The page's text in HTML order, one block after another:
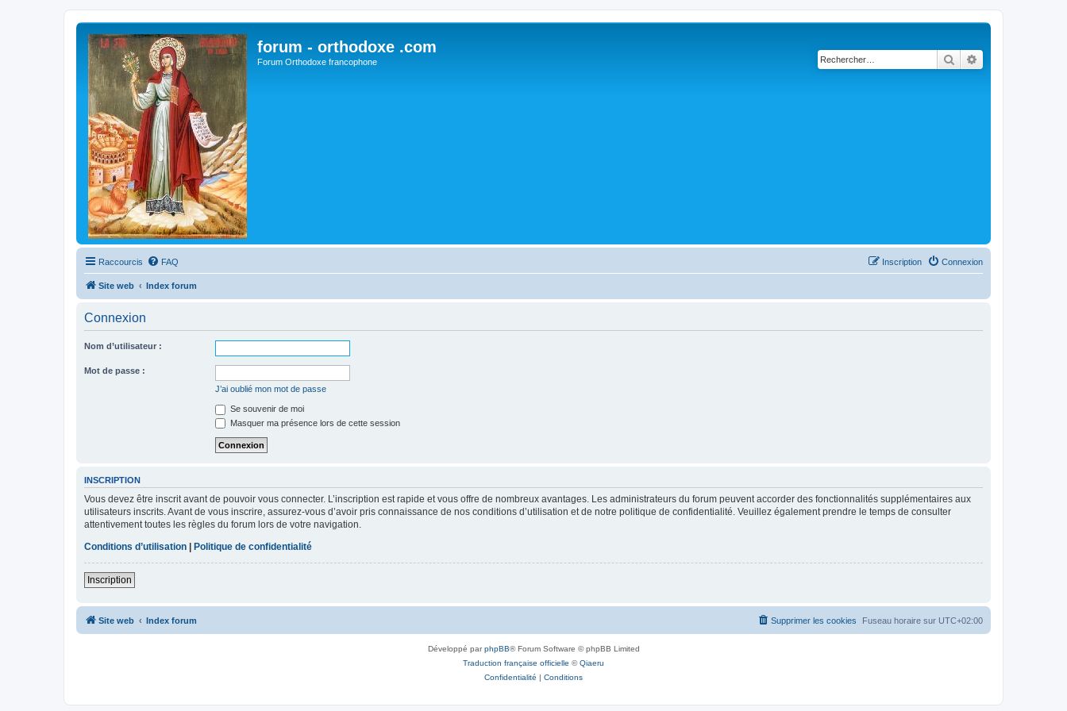
forum - orthodoxe .com
Forum Orthodoxe francophone Rechercher
Raccourcis FAQ Connexion
Inscription
Site web Index forum
Connexion
Nom d’utilisateur :
Mot de passe :
J’ai oublié mon mot de passe
Se souvenir de moi
Masquer ma présence lors de cette session
INSCRIPTION
Vous devez être inscrit avant de pouvoir vous connecter. L’inscription est rapide et vous offre de nombreux avantages. Les administrateurs du forum peuvent accorder des fonctionnalités supplémentaires aux
utilisateurs inscrits. Avant de vous inscrire, assurez-vous d’avoir pris connaissance de nos conditions d’utilisation et de notre politique de confidentialité. Veuillez également prendre le temps de consulter
attentivement toutes les règles du forum lors de votre navigation.
Conditions d’utilisation | Politique de confidentialité
Inscription
Site web Index forum Fuseau horaire sur UTC+02:00
Supprimer les cookies
Développé parphpBB® Forum Software © phpBB Limited
Traduction française officielle ©Qiaeru
Confidentialité | Conditions